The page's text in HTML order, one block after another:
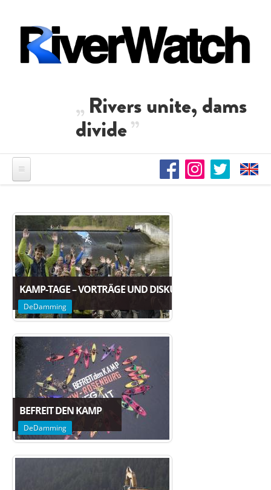
Rivers unite, dams
divide
KAMP-TAGE – VORTRÄGE UND DISKUSSION ZUR ZUKUNFT
DeDamming
BEFREIT DEN KAMP
DeDamming